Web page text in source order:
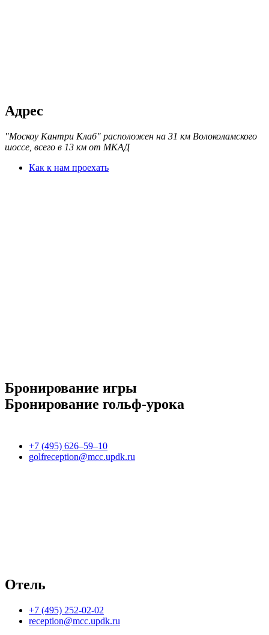
Адрес
"Москоу Кантри Клаб" расположен на 31 км Волоколамского
шоссе, всего в 13 км от МКАД
Как к нам проехать
Бронирование игры
Бронирование гольф-урока
+7 (495) 626–59–10
golfreception@mcc.updk.ru
Отель
+7 (495) 252-02-02
reception@mcc.updk.ru